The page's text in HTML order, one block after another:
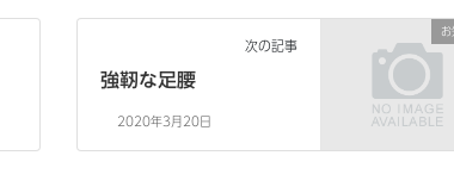
お
次の記事
強靭な足腰
2020年3月20日